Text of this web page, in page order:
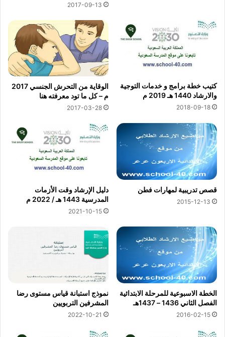
2017-09-13
كتيب خطة برامج و خدمات التوجية
والارشاد 1440 هـ 2019 م
2018-09-18
الوقاية من التحرش الجنسي 2017
م – كل ما تود معرفته هنا
2017-03-28
قصص تدريبية لمهارات فطن
2015-12-13
دليل الإرشاد وقت الأزمات
المدرسية 1443 هـ / 2022 م
2021-10-15
الخطة الاسبوعية للمرحلة الابتدائية
الفصل الثاني 1436 – 1437هـ
2016-02-15
نموذج استبانة قياس مستوى رضا
المشرفين التربويين
2022-10-21